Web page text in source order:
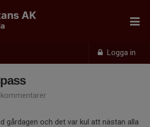
Logga in
AK
gårdagen och det var kul att nästan alla